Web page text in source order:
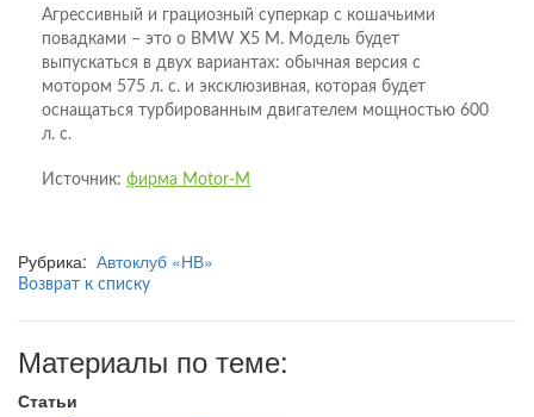
Агрессивный и грациозный суперкар с кошачьими
повадками – это о BMW X5 M. Модель будет
выпускаться в двух вариантах: обычная версия с
мотором 575 л. с. и эксклюзивная, которая будет
оснащаться турбированным двигателем мощностью 600
л. с.
Источник: фирма Motor-M
Рубрика: Автоклуб «НВ»
Возврат к списку
Материалы по теме:
Статьи